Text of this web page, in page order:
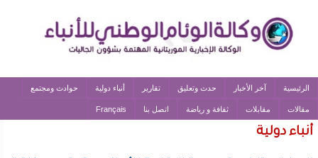
الرئيسية آخر الأخبار حدث وتعليق تقارير أنباء دولية حوادث ومجتمع
مقالات مقابلات ثقافة و رياضة اتصل بنا Français
أنباء دولية